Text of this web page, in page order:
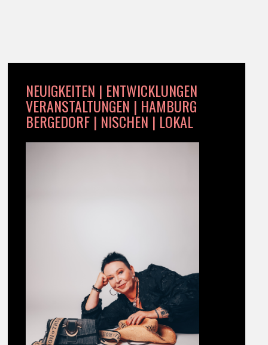
NEUIGKEITEN | ENTWICKLUNGEN
VERANSTALTUNGEN | HAMBURG
BERGEDORF | NISCHEN | LOKAL